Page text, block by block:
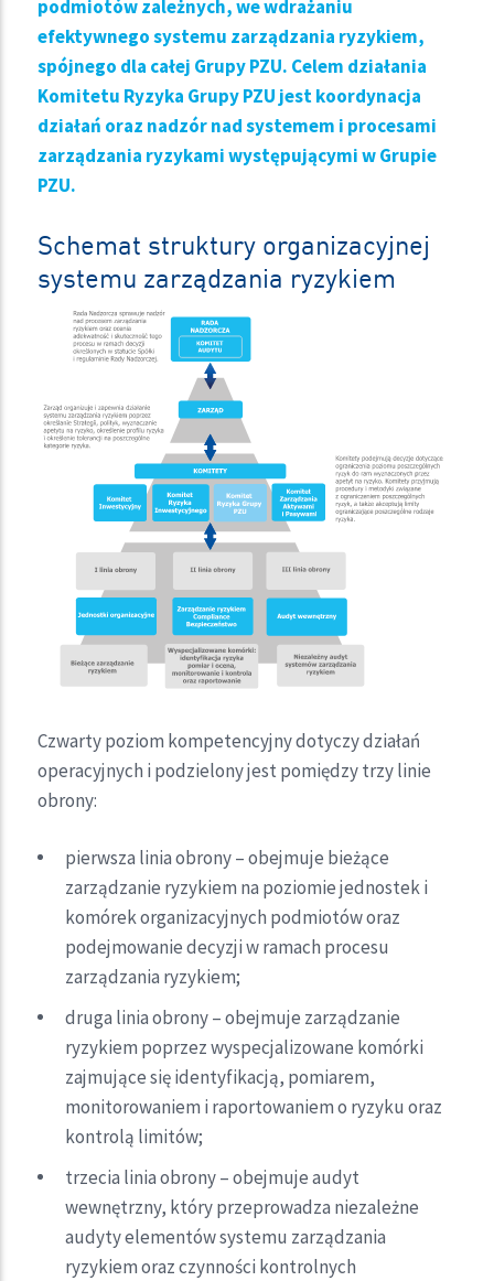
podmiotów zależnych, we wdrażaniu
efektywnego systemu zarządzania ryzykiem,
spójnego dla całej Grupy PZU. Celem działania
Komitetu Ryzyka Grupy PZU jest koordynacja
działań oraz nadzór nad systemem i procesami
zarządzania ryzykami występującymi w Grupie
PZU.
Schemat struktury organizacyjnej
systemu zarządzania ryzykiem
Czwarty poziom kompetencyjny dotyczy działań
operacyjnych i podzielony jest pomiędzy trzy linie
obrony:
pierwsza linia obrony – obejmuje bieżące
zarządzanie ryzykiem na poziomie jednostek i
komórek organizacyjnych podmiotów oraz
podejmowanie decyzji w ramach procesu
zarządzania ryzykiem;
druga linia obrony – obejmuje zarządzanie
ryzykiem poprzez wyspecjalizowane komórki
zajmujące się identyfikacją, pomiarem,
monitorowaniem i raportowaniem o ryzyku oraz
kontrolą limitów;
trzecia linia obrony – obejmuje audyt
wewnętrzny, który przeprowadza niezależne
audyty elementów systemu zarządzania
ryzykiem oraz czynności kontrolnych